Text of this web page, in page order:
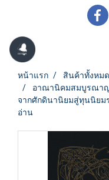
หน้าแรก สินค้าทั้งหมด
อาณานิคมสมบูรณาญ
จากศักดินานิยมสู่ทุนนิยม
อ่าน